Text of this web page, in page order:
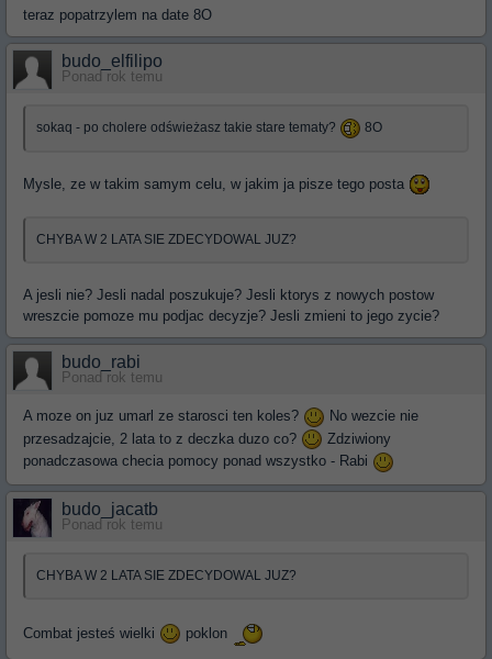
teraz popatrzylem na date 8O
budo_elfilipo
Ponad rok temu
sokaq - po cholere odświeżasz takie stare tematy? 8O
Mysle, ze w takim samym celu, w jakim ja pisze tego posta
CHYBA W 2 LATA SIE ZDECYDOWAL JUZ?
A jesli nie? Jesli nadal poszukuje? Jesli ktorys z nowych postow
wreszcie pomoze mu podjac decyzje? Jesli zmieni to jego zycie?
budo_rabi
Ponad rok temu
A moze on juz umarl ze starosci ten koles?
No wezcie nie
przesadzajcie, 2 lata to z deczka duzo co?
Zdziwiony
ponadczasowa checia pomocy ponad wszystko - Rabi
budo_jacatb
Ponad rok temu
CHYBA W 2 LATA SIE ZDECYDOWAL JUZ?
Combat jesteś wielki poklon